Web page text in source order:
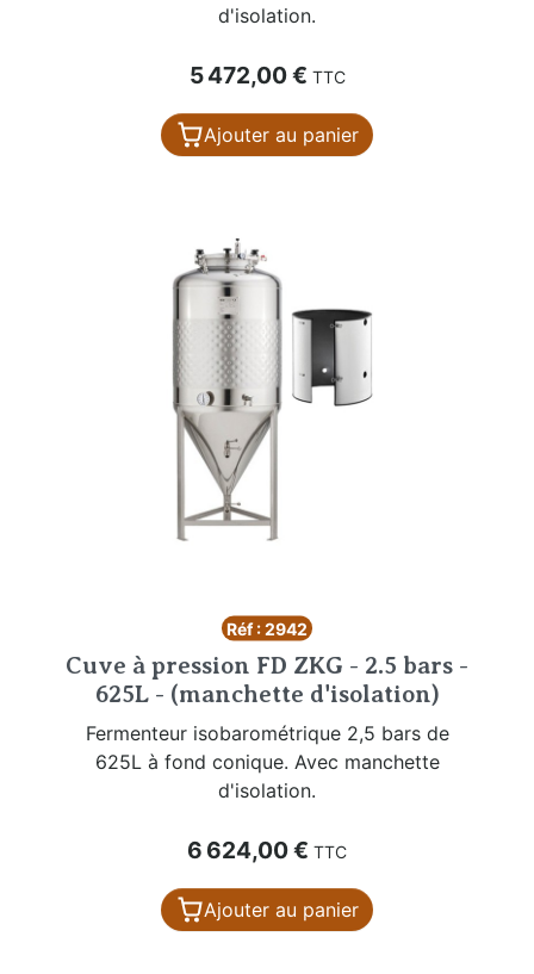
d'isolation.
Prix
5 472,00 € TTC
Ajouter au panier
Réf : 2942
Cuve à pression FD ZKG - 2.5 bars -
625L - (manchette d'isolation)
Fermenteur isobarométrique 2,5 bars de
625L à fond conique. Avec manchette
d'isolation.
Prix
6 624,00 € TTC
Ajouter au panier